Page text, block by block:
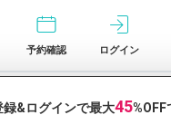
予約確認 ログイン